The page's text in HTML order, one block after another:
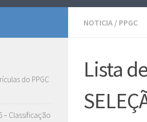
NOTICIA / PPGC
Lista
do PPGC
– Classificação